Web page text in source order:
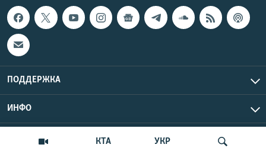
КТА УКР
ПОДДЕРЖКА
ИНФО
Copyright Крым.Реалии, 2026 | Все права защищены.
UTC+3